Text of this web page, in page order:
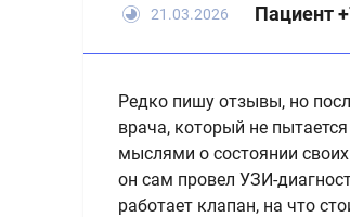
21.03.2026 Пациент
Редко пишу отзывы, но
врача, который не
мыслями о состоянии
он сам провел УЗИ-
работает клапан, на что